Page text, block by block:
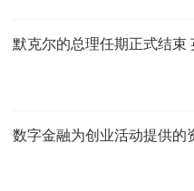
默克尔的总理任期正式结束
数字金融为创业活动提供的